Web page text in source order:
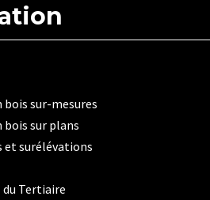
bois sur-mesures
bois sur plans
et surélévations
Tertiaire